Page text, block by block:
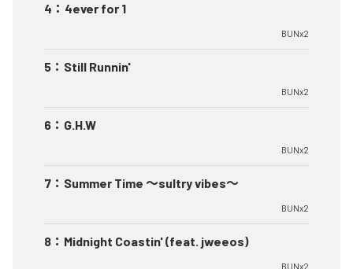
4 ： 4ever for 1
BUNx2
5 ： Still Runnin'
BUNx2
6 ： G.H.W
BUNx2
7 ： Summer Time 〜sultry vibes〜
BUNx2
8 ： Midnight Coastin' (feat. jweeos)
BUNx2